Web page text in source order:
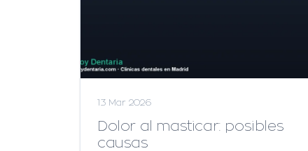
13 Mar 2026
Dolor al masticar: posibles
causas